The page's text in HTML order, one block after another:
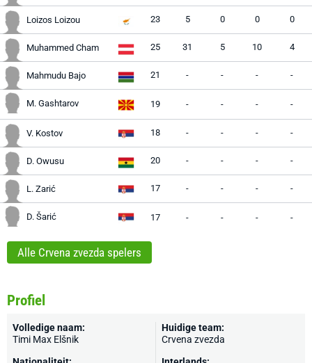
Loizos Loizou 23 5 0 0 0
Muhammed Cham 25 31 5 10 4
Mahmudu Bajo 21 - - - -
M. Gashtarov 19 - - - -
V. Kostov 18 - - - -
D. Owusu 20 - - - -
L. Zarić 17 - - - -
D. Šarić 17 - - - -
Alle Crvena zvezda spelers
Profiel
Volledige naam:
Timi Max Elšnik
Huidige team:
Crvena zvezda